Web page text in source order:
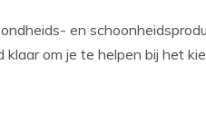
en
om je te helpen bij het